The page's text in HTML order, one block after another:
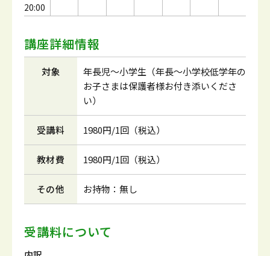
20:00
講座詳細情報
対象
年長児～小学生（年長～小学校低学年の
お子さまは保護者様お付き添いくださ
い）
受講料 1980円/1回（税込）
教材費 1980円/1回（税込）
その他 お持物：無し
受講料について